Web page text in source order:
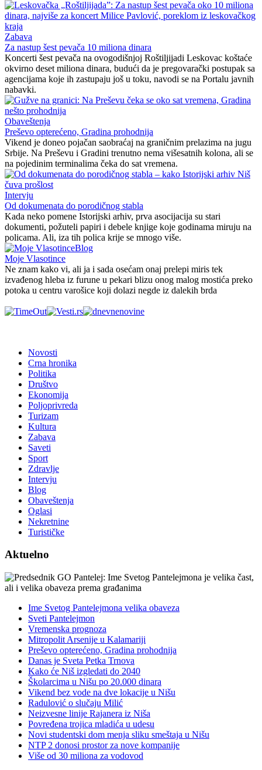
Zabava
Za nastup šest pevača 10 miliona dinara
Koncerti šest pevača na ovogodišnjoj Roštiljijadi Leskovac koštaće
okvirno deset miliona dinara, budući da je pregovarački postupak sa
agencijama koje ih zastupaju još u toku, navodi se na Portalu javnih
nabavki.
Obaveštenja
Preševo opterećeno, Gradina prohodnija
Vikend je doneo pojačan saobraćaj na graničnim prelazima na jugu
Srbije. Na Preševu i Gradini trenutno nema višesatnih kolona, ali se
na pojedinim terminalima čeka do sat vremena.
Intervju
Od dokumenata do porodičnog stabla
Kada neko pomene Istorijski arhiv, prva asocijacija su stari
dokumenti, požuteli papiri i debele knjige koje godinama miruju na
policama. Ali, iza tih polica krije se mnogo više.
Blog
Moje Vlasotince
Ne znam kako vi, ali ja i sada osećam onaj prelepi miris tek
izvađenog hleba iz furune u pekari blizu onog malog mostića preko
potoka u centru varošice koji dolazi negde iz dalekih brda
Novosti
Crna hronika
Politika
Društvo
Ekonomija
Poljoprivreda
Turizam
Kultura
Zabava
Saveti
Sport
Zdravlje
Intervju
Blog
Obaveštenja
Oglasi
Nekretnine
Turističke
Aktuelno
Ime Svetog Pantelejmona velika obaveza
Sveti Pantelejmon
Vremenska prognoza
Mitropolit Arsenije u Kalamariji
Preševo opterećeno, Gradina prohodnija
Danas je Sveta Petka Trnova
Kako će Niš izgledati do 2040
Školarcima u Nišu po 20.000 dinara
Vikend bez vode na dve lokacije u Nišu
Radulović o slučaju Milić
Neizvesne linije Rajanera iz Niša
Povređena trojica mladića u udesu
Novi studentski dom menja sliku smeštaja u Nišu
NTP 2 donosi prostor za nove kompanije
Više od 30 miliona za vodovod